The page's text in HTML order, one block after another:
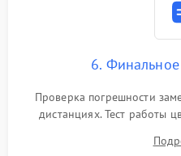
6.
Проверка погрешности
дистанциях. Тест работы
термограмм в память и
автономности работы и